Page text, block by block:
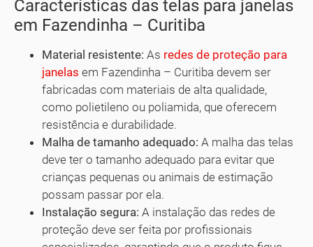
Características das telas para janelas
em Fazendinha – Curitiba
Material resistente: As redes de proteção para
janelas em Fazendinha – Curitiba devem ser
fabricadas com materiais de alta qualidade,
como polietileno ou poliamida, que oferecem
resistência e durabilidade.
Malha de tamanho adequado: A malha das telas
deve ter o tamanho adequado para evitar que
crianças pequenas ou animais de estimação
possam passar por ela.
Instalação segura: A instalação das redes de
proteção deve ser feita por profissionais